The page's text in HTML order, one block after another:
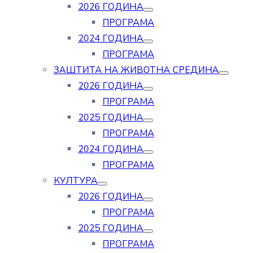
2026 ГОДИНА
ПРОГРАМА
2024 ГОДИНА
ПРОГРАМА
ЗАШТИТА НА ЖИВОТНА СРЕДИНА
2026 ГОДИНА
ПРОГРАМА
2025 ГОДИНА
ПРОГРАМА
2024 ГОДИНА
ПРОГРАМА
КУЛТУРА
2026 ГОДИНА
ПРОГРАМА
2025 ГОДИНА
ПРОГРАМА